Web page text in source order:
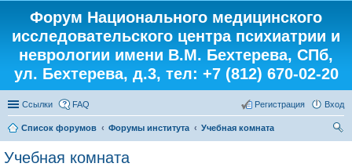
Форум Национального медицинского
исследовательского центра психиатрии и
неврологии имени В.М. Бехтерева, СПб,
ул. Бехтерева, д.3, тел: +7 (812) 670-02-20
Ссылки FAQ Вход
Регистрация
Список форумов Форумы института
Учебная комната
Учебная комната